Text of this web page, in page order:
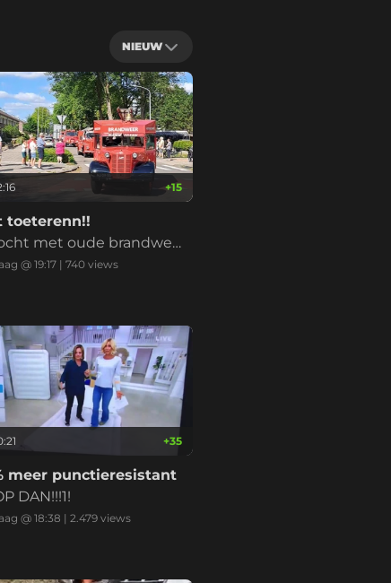
NIEUW
+15
toeterenn!!
met oude brandwee
@ 19:17 |740 views
+35
meer punctieresistant
DAN!!!1!
@ 18:38 |2.479 views